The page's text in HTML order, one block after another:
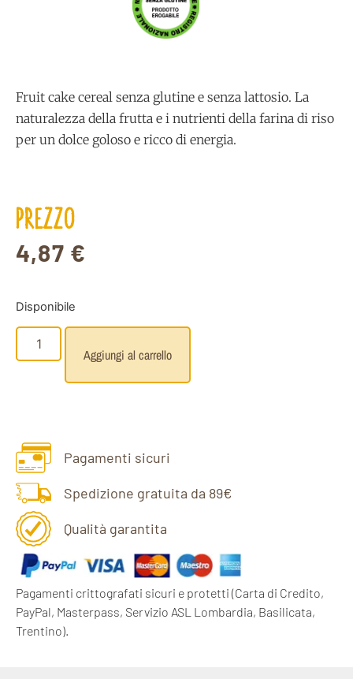
Fruit cake cereal senza glutine e senza lattosio. La
naturalezza della frutta e i nutrienti della farina di riso
per un dolce goloso e ricco di energia.
PREZZO
4,87 €
Disponibile
Aggiungi al carrello
Pagamenti sicuri
Spedizione gratuita da 89€
Qualità garantita
Pagamenti crittografati sicuri e protetti (Carta di Credito,
PayPal, Masterpass, Servizio ASL Lombardia, Basilicata,
Trentino).